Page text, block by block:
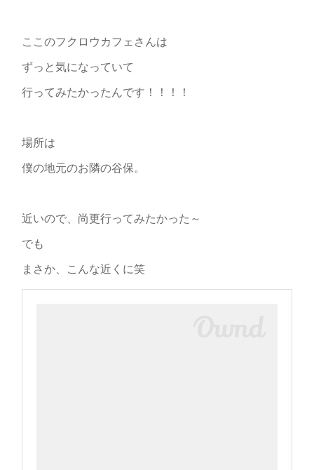
ここのフクロウカフェさんは
ずっと気になっていて
行ってみたかったんです！！！！
場所は
僕の地元のお隣の谷保。
近いので、尚更行ってみたかった～
でも
まさか、こんな近くに笑